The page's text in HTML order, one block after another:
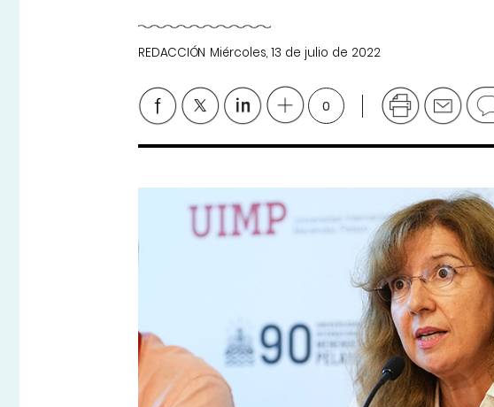
REDACCIÓN Miércoles, 13 de julio de 2022
0